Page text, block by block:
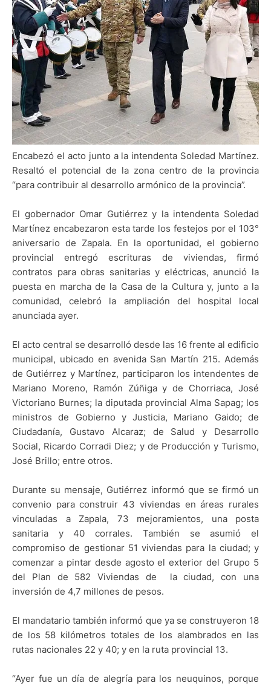
Encabezó el acto junto a la intendenta Soledad Martínez.
Resaltó el potencial de la zona centro de la provincia
“para contribuir al desarrollo armónico de la provincia”.
El gobernador Omar Gutiérrez y la intendenta Soledad
Martínez encabezaron esta tarde los festejos por el 103°
aniversario de Zapala. En la oportunidad, el gobierno
provincial entregó escrituras de viviendas, firmó
contratos para obras sanitarias y eléctricas, anunció la
puesta en marcha de la Casa de la Cultura y, junto a la
comunidad, celebró la ampliación del hospital local
anunciada ayer.
El acto central se desarrolló desde las 16 frente al edificio
municipal, ubicado en avenida San Martín 215. Además
de Gutiérrez y Martínez, participaron los intendentes de
Mariano Moreno, Ramón Zúñiga y de Chorriaca, José
Victoriano Burnes; la diputada provincial Alma Sapag; los
ministros de Gobierno y Justicia, Mariano Gaido; de
Ciudadanía, Gustavo Alcaraz; de Salud y Desarrollo
Social, Ricardo Corradi Diez; y de Producción y Turismo,
José Brillo; entre otros.
Durante su mensaje, Gutiérrez informó que se firmó un
convenio para construir 43 viviendas en áreas rurales
vinculadas a Zapala, 73 mejoramientos, una posta
sanitaria y 40 corrales. También se asumió el
compromiso de gestionar 51 viviendas para la ciudad; y
comenzar a pintar desde agosto el exterior del Grupo 5
del Plan de 582 Viviendas de la ciudad, con una
inversión de 4,7 millones de pesos.
El mandatario también informó que ya se construyeron 18
de los 58 kilómetros totales de los alambrados en las
rutas nacionales 22 y 40; y en la ruta provincial 13.
“Ayer fue un día de alegría para los neuquinos, porque